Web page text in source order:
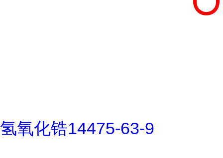
氢氧化锆14475-63-9